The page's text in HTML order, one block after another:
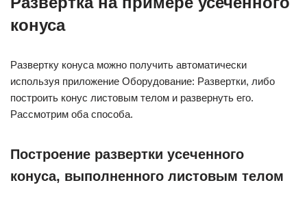
конуса
Развертку конуса можно получить автоматически
используя приложение Оборудование: Развертки, либо
построить конус листовым телом и развернуть его.
Рассмотрим оба способа.
Построение развертки усеченного
конуса, выполненного листовым телом